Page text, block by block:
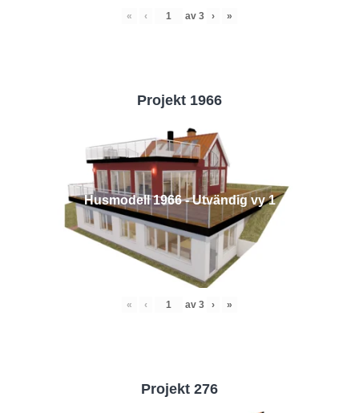
« ‹ av 3 › »
Projekt 1966
Husmodell 1966 - Utvändig vy 1
« ‹ av 3 › »
Projekt 276